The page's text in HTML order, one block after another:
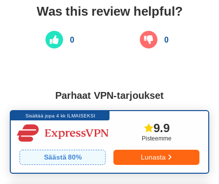
Was this review helpful?
0 0
Parhaat VPN-tarjoukset
Sisältää jopa 4 kk ILMAISEKSI
Pisteemme
9.9
Säästä 80% Lunasta